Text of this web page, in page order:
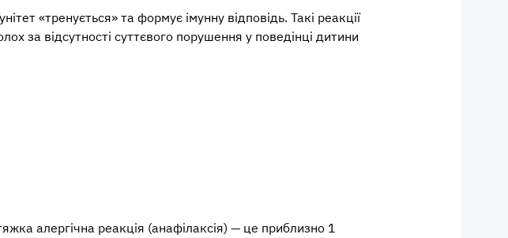
«тренується» та формує імунну відповідь. Такі реакції
за відсутності суттєвого порушення у поведінці дитини
алергічна реакція (анафілаксія) — це приблизно 1